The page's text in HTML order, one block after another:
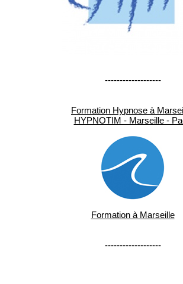
-------------------
Formation Hypnose à
HYPNOTIM - Marseille -
Formation à Marseille
-------------------